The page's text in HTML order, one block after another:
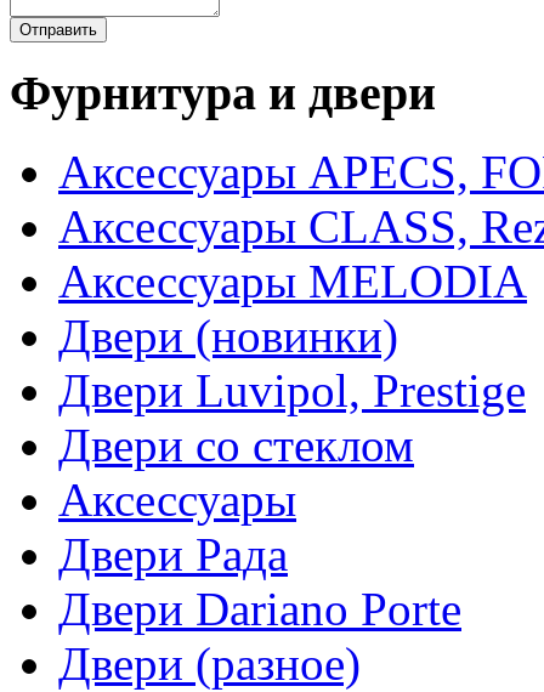
Фурнитура и двери
Аксессуары APECS,
Аксессуары CLASS,
Аксессуары MELODIA
Двери (новинки)
Двери Luvipol, Prestige
Двери со стеклом
Аксессуары
Двери Рада
Двери Dariano Porte
Двери (разное)